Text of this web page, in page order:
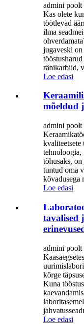
admini poolt
Kas olete
töötlevad
ilma
jugaveski on
ränikarbiid,
Loe edasi
mõeldud
admini poolt
tehnoloogia,
tõhusaks,
tuntud oma
kõvadusega
Loe edasi
tavalised
admini poolt
kõrge
Kuna
Loe edasi